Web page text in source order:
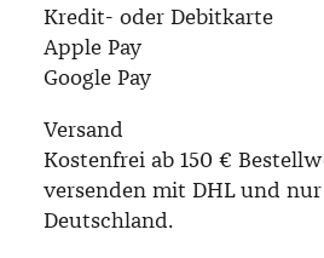
Kredit- oder Debitkarte
Apple Pay
Google Pay
Versand
Kostenfrei ab 150 €
versenden mit DHL und
Deutschland.